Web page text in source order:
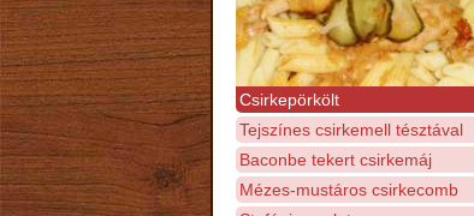
Csirkepörkölt
Tejszínes csirkemell tésztával
Baconbe tekert csirkemáj
Mézes-mustáros csirkecomb